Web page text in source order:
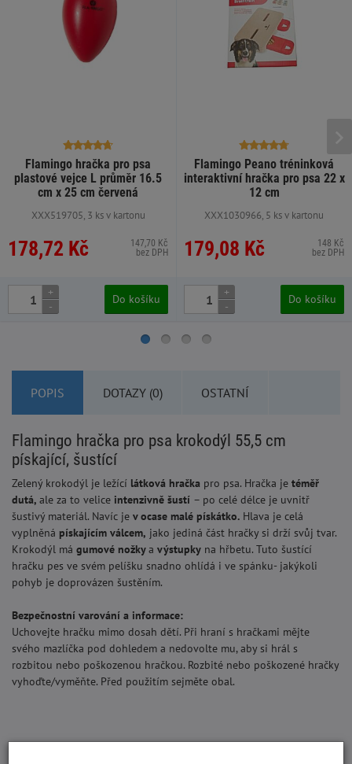
Flamingo hračka pro psa
plastové vejce L průměr 16.5
cm x 25 cm červená
XXX519705, 3 ks v kartonu
178,72 Kč
147,70 Kč
bez DPH
+
-
Do košíku
Flamingo Peano tréninková
interaktivní hračka pro psa 22 x
12 cm
XXX1030966, 5 ks v kartonu
179,08 Kč
148 Kč
bez DPH
+
-
Do košíku
POPIS DOTAZY (0) OSTATNÍ
Flamingo hračka pro psa krokodýl 55,5 cm
pískající, šustící
Zelený krokodýl je ležící látková hračka pro psa. Hračka je téměř
dutá, ale za to velice intenzivně šustí – po celé délce je uvnitř
šustivý materiál. Navíc je v ocase malé pískátko. Hlava je celá
vyplněná pískajícím válcem, jako jediná část hračky si drží svůj tvar.
Krokodýl má gumové nožkya výstupky na hřbetu. Tuto šustící
hračku pes ve svém pelíšku snadno ohlídá i ve spánku- jakýkoli
pohyb je doprovázen šustěním.
Bezpečnostní varování a informace:
Uchovejte hračku mimo dosah dětí. Při hraní s hračkami mějte
svého mazlíčka pod dohledem a nedovolte mu, aby si hrál s
rozbitou nebo poškozenou hračkou. Rozbité nebo poškozené hračky
vyhoďte/vyměňte. Před použitím sejměte obal.